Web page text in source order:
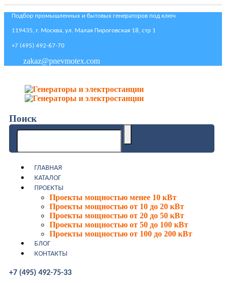
Подбор промышленных и бытовых генераторов под ключ
119435, г. Москва, ул. Малая Пироговская 18, стр 1
+7 (495) 492-67-70
zakaz@pnevmotex.com
Поиск
ГЛАВНАЯ
КАТАЛОГ
ПРОЕКТЫ
Проекты мощностью менее 10 кВт
Проекты мощностью от 10 до 20 кВт
Проекты мощностью от 20 до 50 кВт
Проекты мощностью от 50 до 100 кВт
Проекты мощностью от 100 до 200 кВт
БЛОГ
КОНТАКТЫ
+7 (495) 492-75-33